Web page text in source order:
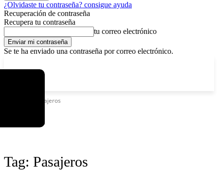
¿Olvidaste tu contraseña? consigue ayuda
Recuperación de contraseña
Recupera tu contraseña
tu correo electrónico
Se te ha enviado una contraseña por correo electrónico.
Pasajeros
Tag: Pasajeros